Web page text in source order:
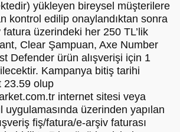
yükleyen bireysel müşterilere
kontrol edilip onaylandıktan sonra
üzerindeki her 250 TL’lik
Clear Şampuan, Axe Number
Defender ürün alışverişi için 1
Kampanya bitiş tarihi
23.59 olup
internet sitesi veya
uygulamasında üzerinden yapılan
fiş/fatura/e-arşiv faturası